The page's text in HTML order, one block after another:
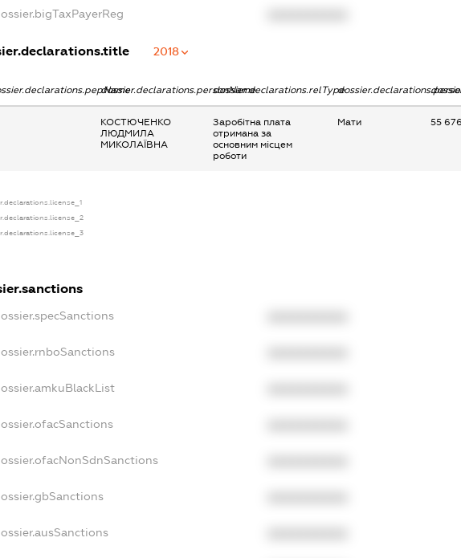
2018
dossier.declarations.personNamedossier.declarations.relType
КОСТЮЧЕНКО
ЛЮДМИЛА
МИКОЛАЇВНА
Заробітна плата
отримана за
основним місцем
роботи
Мати 55 676